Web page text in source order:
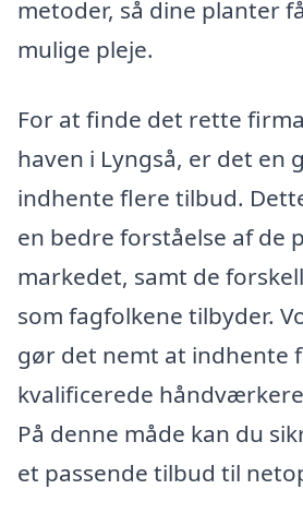
metoder, så dine planter
mulige pleje.
For at finde det rette
haven i Lyngså, er det en
indhente flere tilbud.
en bedre forståelse af de
markedet, samt de
som fagfolkene tilbyder.
gør det nemt at indhente
kvalificerede
På denne måde kan du
et passende tilbud til